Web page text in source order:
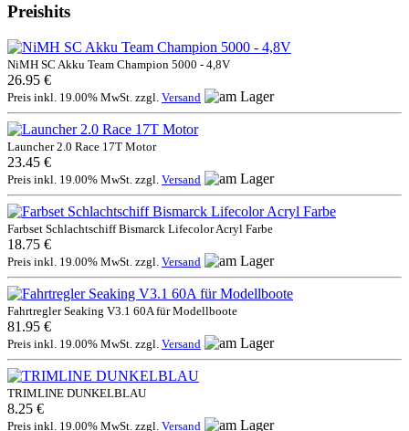
Preishits
NiMH SC Akku Team Champion 5000 - 4,8V
26.95 €
Preis inkl. 19.00% MwSt. zzgl. Versand
Launcher 2.0 Race 17T Motor
23.45 €
Preis inkl. 19.00% MwSt. zzgl. Versand
Farbset Schlachtschiff Bismarck Lifecolor Acryl Farbe
18.75 €
Preis inkl. 19.00% MwSt. zzgl. Versand
Fahrtregler Seaking V3.1 60A für Modellboote
81.95 €
Preis inkl. 19.00% MwSt. zzgl. Versand
TRIMLINE DUNKELBLAU
8.25 €
Preis inkl. 19.00% MwSt. zzgl. Versand